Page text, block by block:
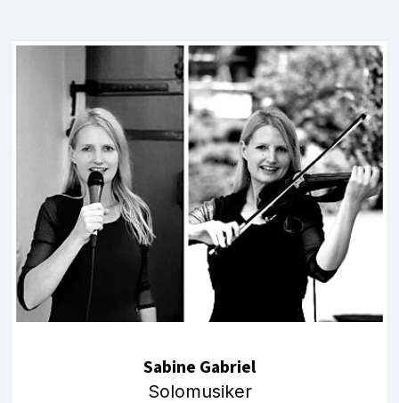
Sabine Gabriel
Solomusiker